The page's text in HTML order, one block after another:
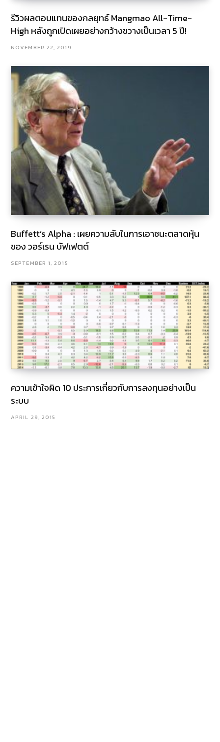
รีวิวผลตอบแทนของกลยุทธ์ Mangmao All-Time-
High หลังถูกเปิดเผยอย่างกว้างขวางเป็นเวลา 5 ปี!
NOVEMBER 22, 2019
Buffett’s Alpha : เผยความลับในการเอาชนะตลาดหุ้น
ของ วอร์เรน บัฟเฟตต์
SEPTEMBER 1, 2015
ความเข้าใจผิด 10 ประการเกี่ยวกับการลงทุนอย่างเป็น
ระบบ
APRIL 29, 2015